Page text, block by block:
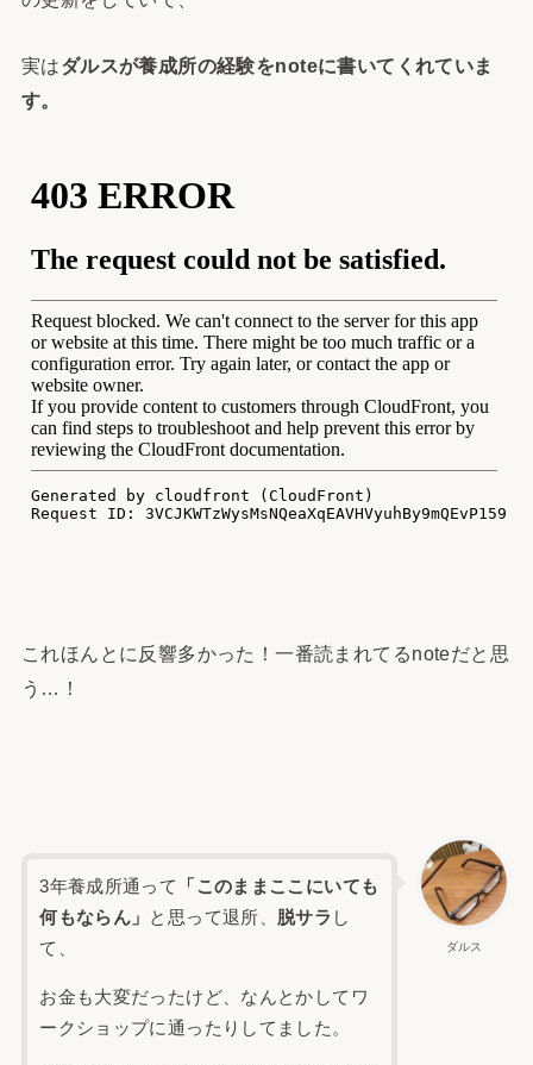
実はダルスが養成所の経験をnoteに書いてくれていま
す。
これほんとに反響多かった！一番読まれてるnoteだと思
う…！
ダルス
3年養成所通って
「このままここにいても
何もならん」 と思って退所、 脱サラ し
て、
お金も大変だったけど、なんとかしてワ
ークショップに通ったりしてました。